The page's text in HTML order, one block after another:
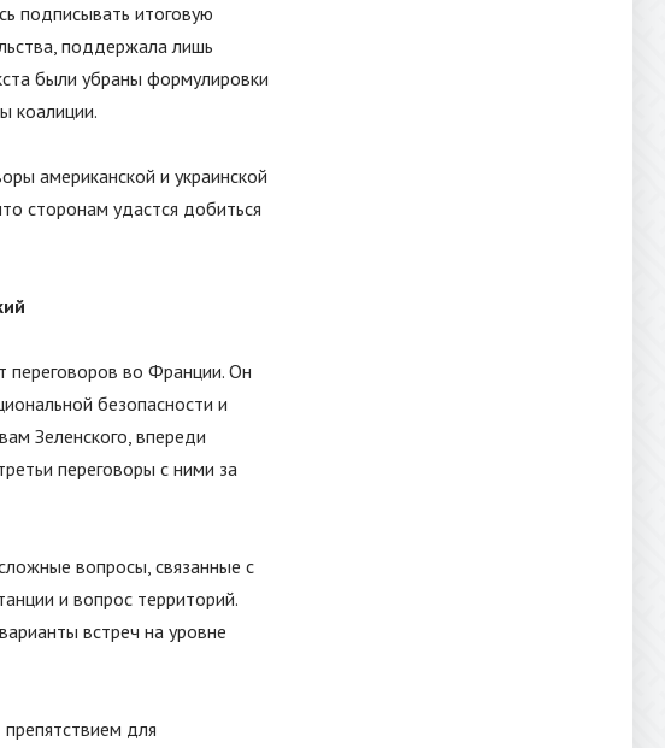
подписывать итоговую
поддержала лишь
были убраны формулировки
коалиции.
американской и украинской
сторонам удастся добиться
переговоров во Франции. Он
безопасности и
Зеленского, впереди
переговоры с ними за
вопросы, связанные с
и вопрос территорий.
встреч на уровне
для